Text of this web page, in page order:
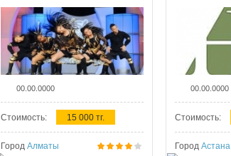
00.00.0000
Стоимость: 15 000 тг.
Город Алматы
00.00.0000
Стоимость:
Город Астана